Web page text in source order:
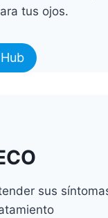
tus ojos.
sus